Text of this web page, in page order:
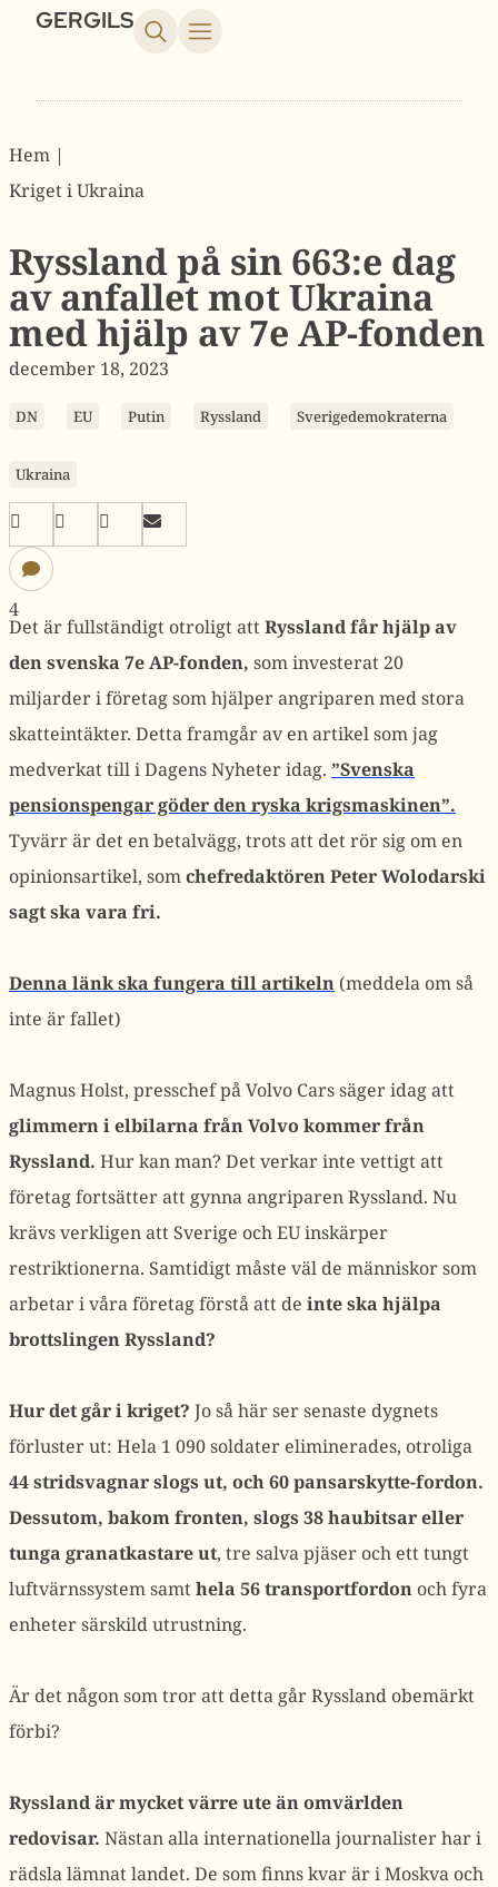
GERGILS
Hem |
Kriget i Ukraina
Ryssland på sin 663:e dag
av anfallet mot Ukraina
med hjälp av 7e AP-fonden
december 18, 2023
DN EU Putin Ryssland Sverigedemokraterna
Ukraina
4
Det är fullständigt otroligt attRyssland får hjälp av
den svenska 7e AP-fonden, som investerat 20
miljarder i företag som hjälper angriparen med stora
skatteintäkter. Detta framgår av en artikel som jag
medverkat till i Dagens Nyheter idag. ”Svenska
pensionspengar göder den ryska krigsmaskinen”.
Tyvärr är det en betalvägg, trots att det rör sig om en
opinionsartikel, somchefredaktören Peter Wolodarski
sagt ska vara fri.
Denna länk ska fungera till artikeln (meddela om så
inte är fallet)
Magnus Holst, presschef på Volvo Cars säger idag att
glimmern i elbilarna från Volvo kommer från
Ryssland. Hur kan man? Det verkar inte vettigt att
företag fortsätter att gynna angriparen Ryssland. Nu
krävs verkligen att Sverige och EU inskärper
restriktionerna. Samtidigt måste väl de människor som
arbetar i våra företag förstå att de inte ska hjälpa
brottslingen Ryssland?
Hur det går i kriget? Jo så här ser senaste dygnets
förluster ut: Hela 1 090 soldater eliminerades, otroliga
44 stridsvagnar slogs ut, och 60 pansarskytte-fordon.
Dessutom, bakom fronten, slogs 38 haubitsar eller
tunga granatkastare ut, tre salva pjäser och ett tungt
luftvärnssystem samthela 56 transportfordon och fyra
enheter särskild utrustning.
Är det någon som tror att detta går Ryssland obemärkt
förbi?
Ryssland är mycket värre ute än omvärlden
redovisar. Nästan alla internationella journalister har i
rädsla lämnat landet. De som finns kvar är i Moskva och